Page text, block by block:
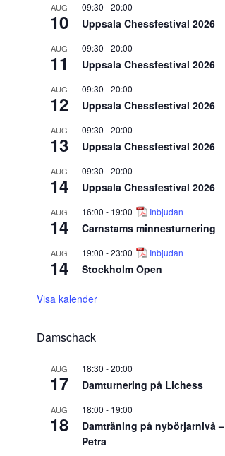
AUG
10
09:30 -20:00
Uppsala Chessfestival 2026
AUG
11
09:30 -20:00
Uppsala Chessfestival 2026
AUG
12
09:30 -20:00
Uppsala Chessfestival 2026
AUG
13
09:30 -20:00
Uppsala Chessfestival 2026
AUG
14
09:30 -20:00
Uppsala Chessfestival 2026
AUG
14
16:00 - 19:00 Inbjudan
Carnstams minnesturnering
AUG
14
19:00 -23:00 Inbjudan
Stockholm Open
Visa kalender
Damschack
AUG
17
18:30 -20:00
Damturnering på Lichess
AUG
18
18:00 - 19:00
Damträning på nybörjarnivå –
Petra